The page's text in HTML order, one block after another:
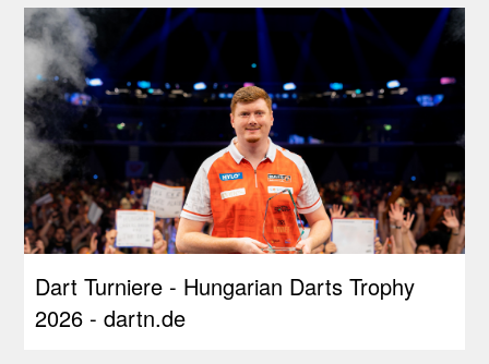
Dart Turniere - Hungarian Darts Trophy
2026 - dartn.de